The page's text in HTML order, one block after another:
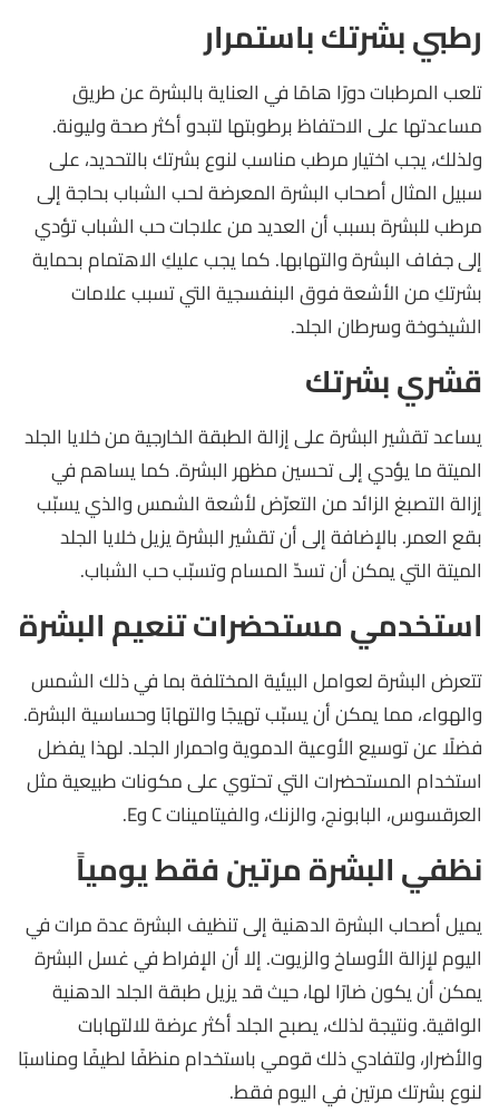
رطبي بشرتك باستمرار
تلعب المرطبات دورًا هامًا في العناية بالبشرة عن طريق
مساعدتها على الاحتفاظ برطوبتها لتبدو أكثر صحة وليونة.
ولذلك، يجب اختيار مرطب مناسب لنوع بشرتك بالتحديد، على
سبيل المثال أصحاب البشرة المعرضة لحب الشباب بحاجة إلى
مرطب للبشرة بسبب أن العديد من علاجات حب الشباب تؤدي
إلى جفاف البشرة والتهابها. كما يجب عليكِ الاهتمام بحماية
بشرتكِ من الأشعة فوق البنفسجية التي تسبب علامات
الشيخوخة وسرطان الجلد.
قشري بشرتك
يساعد تقشير البشرة على إزالة الطبقة الخارجية من خلايا الجلد
الميتة ما يؤدي إلى تحسين مظهر البشرة. كما يساهم في
إزالة التصبغ الزائد من التعرّض لأشعة الشمس والذي يسبّب
بقع العمر. بالإضافة إلى أن تقشير البشرة يزيل خلايا الجلد
الميتة التي يمكن أن تسدّ المسام وتسبّب حب الشباب.
استخدمي مستحضرات تنعيم البشرة
تتعرض البشرة لعوامل البيئية المختلفة بما في ذلك الشمس
والهواء، مما يمكن أن يسبّب تهيجًا والتهابًا وحساسية البشرة.
فضلًا عن توسيع الأوعية الدموية واحمرار الجلد. لهذا يفضل
استخدام المستحضرات التي تحتوي على مكونات طبيعية مثل
العرقسوس، البابونج، والزنك، والفيتامينات C وE.
نظفي البشرة مرتين فقط يومياً
يميل أصحاب البشرة الدهنية إلى تنظيف البشرة عدة مرات في
اليوم لإزالة الأوساخ والزيوت. إلا أن الإفراط في غسل البشرة
يمكن أن يكون ضارًا لها، حيث قد يزيل طبقة الجلد الدهنية
الواقية. ونتيجة لذلك، يصبح الجلد أكثر عرضة للالتهابات
والأضرار، ولتفادي ذلك قومي باستخدام منظفًا لطيفًا ومناسبًا
لنوع بشرتك مرتين في اليوم فقط.